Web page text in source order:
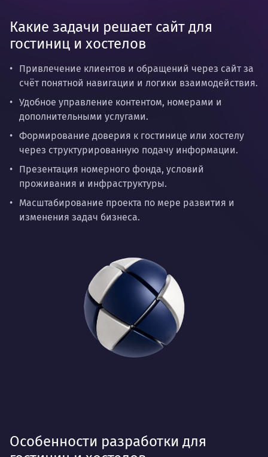
Какие задачи решает сайт для
гостиниц и хостелов
Привлечение клиентов и обращений через сайт за
счёт понятной навигации и логики взаимодействия.
Удобное управление контентом, номерами и
дополнительными услугами.
Формирование доверия к гостинице или хостелу
через структурированную подачу информации.
Презентация номерного фонда, условий
проживания и инфраструктуры.
Масштабирование проекта по мере развития и
изменения задач бизнеса.
Особенности разработки для